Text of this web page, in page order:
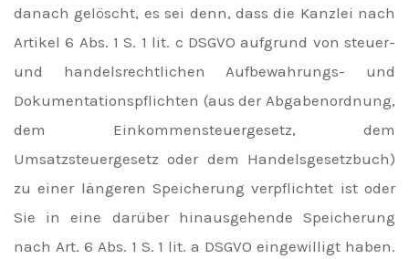
danach gelöscht, es sei denn, dass die Kanzlei nach
Artikel 6 Abs. 1 S. 1 lit. c DSGVO aufgrund von steuer-
und handelsrechtlichen Aufbewahrungs- und
Dokumentationspflichten (aus der Abgabenordnung,
dem Einkommensteuergesetz, dem
Umsatzsteuergesetz oder dem Handelsgesetzbuch)
zu einer längeren Speicherung verpflichtet ist oder
Sie in eine darüber hinausgehende Speicherung
nach Art. 6 Abs. 1 S. 1 lit. a DSGVO eingewilligt haben.